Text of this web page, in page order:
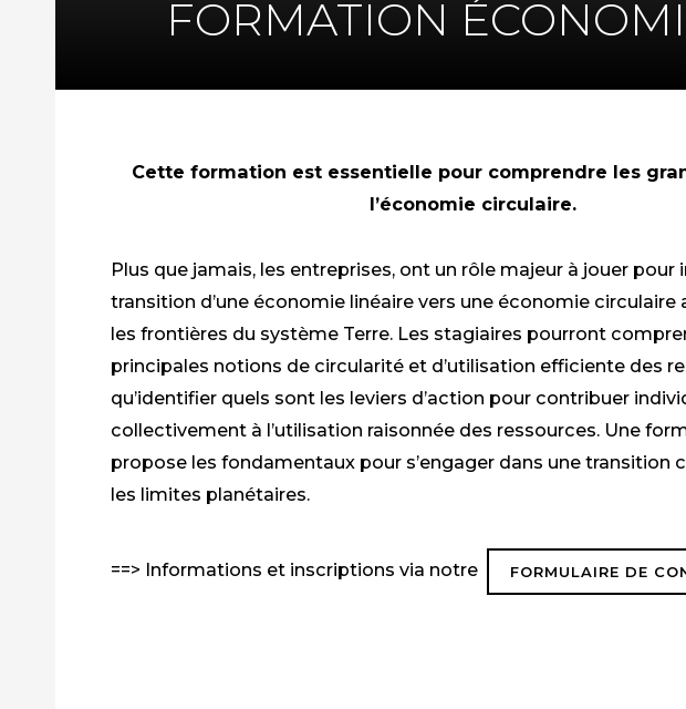
FORMATION
Cette formation est essentielle pour comprendre les
l’économie circulaire.
Plus que jamais, les entreprises, ont un rôle majeur à jouer pour
transition d’une économie linéaire vers une économie circulaire
les frontières du système Terre. Les stagiaires pourront
principales notions de circularité et d’utilisation efficiente des
qu’identifier quels sont les leviers d’action pour contribuer
collectivement à l’utilisation raisonnée des ressources. Une
propose les fondamentaux pour s’engager dans une transition
les limites planétaires.
==> Informations et inscriptions via notre FORMULAIRE DE